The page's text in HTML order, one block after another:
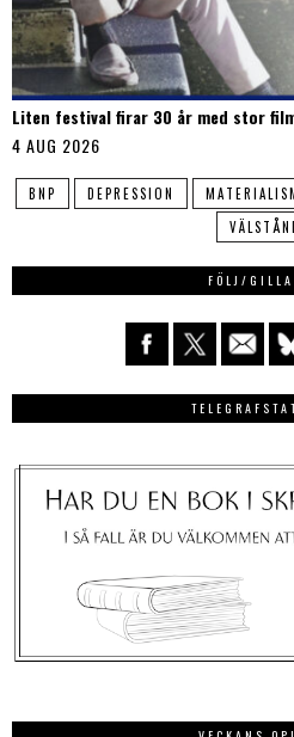
Liten festival firar 30 år med stor
4 AUG 2026
BNP DEPRESSION
FÖLJ/GILLA